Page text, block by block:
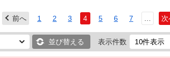
前へ 1 2 3 4 5 6 7
並び替える 表示件数